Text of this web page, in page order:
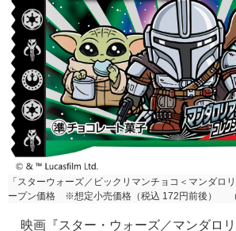
「スターウォーズ／ビックリマンチョコ＜マンダロ
ープン価格 ※想定小売価格（税込 172円前後） （
映画『スター・ウォーズ／マンダロ